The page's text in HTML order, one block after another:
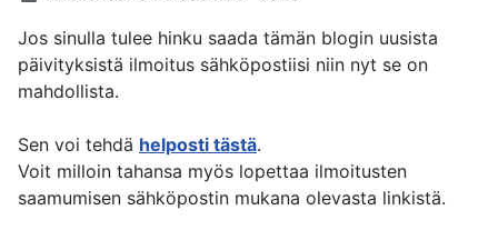
Jos sinulla tulee hinku saada tämän blogin uusista
päivityksistä ilmoitus sähköpostiisi niin nyt se on
mahdollista.
Sen voi tehdä helposti tästä.
Voit milloin tahansa myös lopettaa ilmoitusten
saamumisen sähköpostin mukana olevasta linkistä.